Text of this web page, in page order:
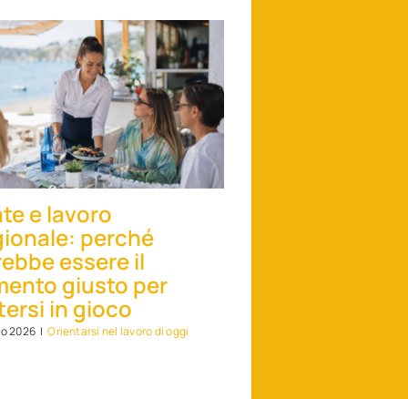
e lavoro
perché
essere il
giusto per
in gioco
2026 | Orientarsi nel lavoro di oggi